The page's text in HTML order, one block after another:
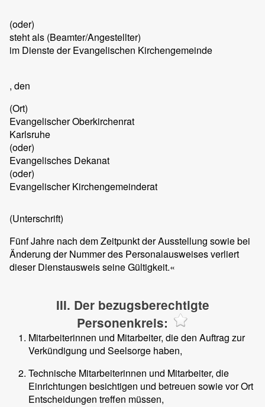
(oder)
steht als (Beamter/Angestellter)
im Dienste der Evangelischen Kirchengemeinde
, den
(Ort)
Evangelischer Oberkirchenrat
Karlsruhe
(oder)
Evangelisches Dekanat
(oder)
Evangelischer Kirchengemeinderat
(Unterschrift)
Fünf Jahre nach dem Zeitpunkt der Ausstellung sowie bei
Änderung der Nummer des Personalausweises verliert
dieser Dienstausweis seine Gültigkeit.«
III. Der bezugsberechtigte
Personenkreis:
Mitarbeiterinnen und Mitarbeiter, die den Auftrag zur
Verkündigung und Seelsorge haben,
Technische Mitarbeiterinnen und Mitarbeiter, die
Einrichtungen besichtigen und betreuen sowie vor Ort
Entscheidungen treffen müssen,